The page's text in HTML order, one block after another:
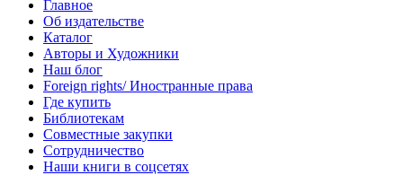
Главное
Об издательстве
Каталог
Авторы и Художники
Наш блог
Foreign rights/ Иностранные права
Где купить
Библиотекам
Совместные закупки
Сотрудничество
Наши книги в соцсетях